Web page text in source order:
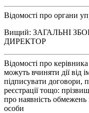
Відомості про органи
Вищий: ЗАГАЛЬНІ
ДИРЕКТОР
Відомості про
можуть вчиняти дії від
підписувати договори,
реєстрації тощо:
про наявність
особи